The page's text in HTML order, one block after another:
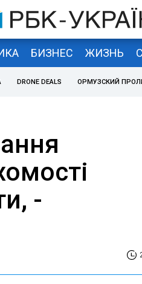
БИЗНЕС ЖИЗНЬ
DRONE DEALS ОРМУЗСКИЙ
-